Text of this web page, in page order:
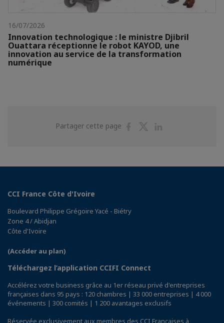
16/07/2026
Innovation technologique : le ministre Djibril
Ouattara réceptionne le robot KAYOD, une
innovation au service de la transformation
numérique
Partager cette page
PartagerPartager
CCI France Côte d'Ivoire
Boulevard Philippe Grégoire Yacé - Biétry
Zone 4 / Abidjan
Côte d'Ivoire
(Accéder au plan)
Téléchargez l’application CCIFI Connect
Accélérez votre business grâce au 1er réseau privé d'entreprises
françaises dans 95 pays : 120 chambres | 33 000 entreprises | 4 000
événements | 300 comités | 1 200 avantages exclusifs
Réservée exclusivement aux membres des CCI Françaises à